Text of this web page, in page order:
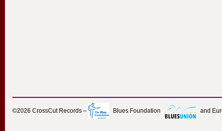
©2026 CrossCut Records – Blues Foundation and